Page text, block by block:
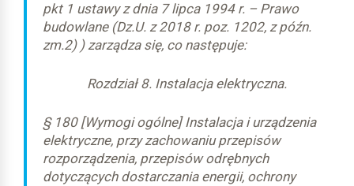
typ 1, 2 lub
pkt 1 ustawy z dnia 7 lipca 1994 r. – Prawo
budowlane (Dz.U. z 2018 r. poz. 1202, z późn.
zm.2) ) zarządza się, co następuje:
Rozdział 8. Instalacja elektryczna.
§ 180 [Wymogi ogólne] Instalacja i urządzenia
elektryczne, przy zachowaniu przepisów
rozporządzenia, przepisów odrębnych
dotyczących dostarczania energii, ochrony